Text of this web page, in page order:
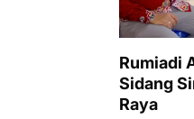
Rumiadi
Sidang
Raya